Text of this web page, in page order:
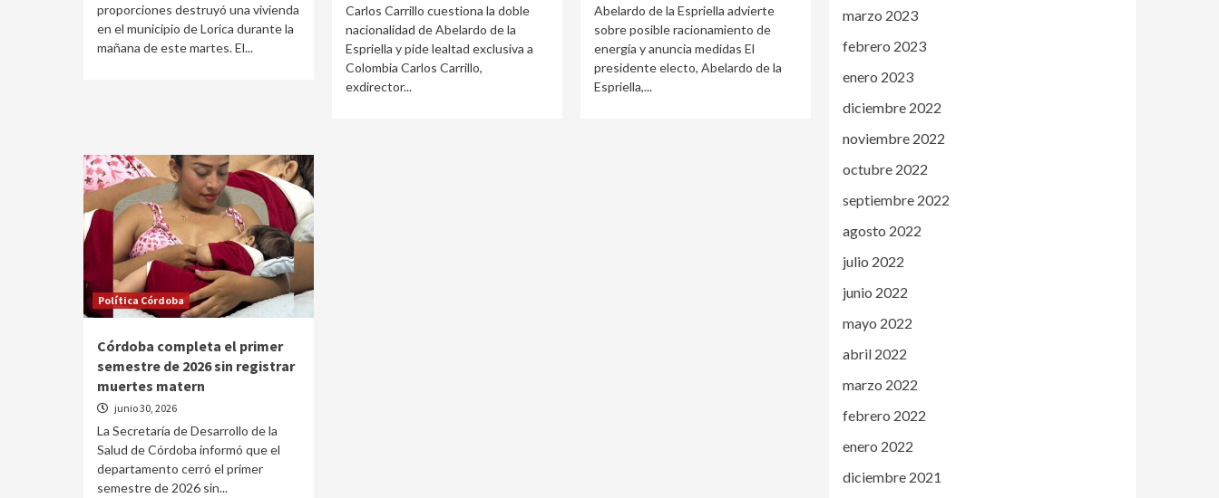
proporciones destruyó una vivienda
en el municipio de Lorica durante la
mañana de este martes. El...
Carlos Carrillo cuestiona la doble
nacionalidad de Abelardo de la
Espriella y pide lealtad exclusiva a
Colombia Carlos Carrillo,
exdirector...
Abelardo de la Espriella advierte
sobre posible racionamiento de
energía y anuncia medidas El
presidente electo, Abelardo de la
Espriella,...
Política Córdoba
Córdoba completa el primer
semestre de 2026 sin registrar
muertes matern
junio 30, 2026
La Secretaría de Desarrollo de la
Salud de Córdoba informó que el
departamento cerró el primer
semestre de 2026 sin...
marzo 2023
febrero 2023
enero 2023
diciembre 2022
noviembre 2022
octubre 2022
septiembre 2022
agosto 2022
julio 2022
junio 2022
mayo 2022
abril 2022
marzo 2022
febrero 2022
enero 2022
diciembre 2021